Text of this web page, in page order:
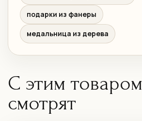
подарки из фанеры
медальница из дерева
С этим товаром
смотрят